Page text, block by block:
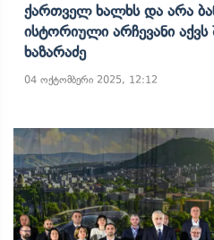
Ქართველ Ხალხს Და Არა
Ისტორიული Არჩევანი
Ხაზარაძე
04 ოქტომბერი 2025, 12:12